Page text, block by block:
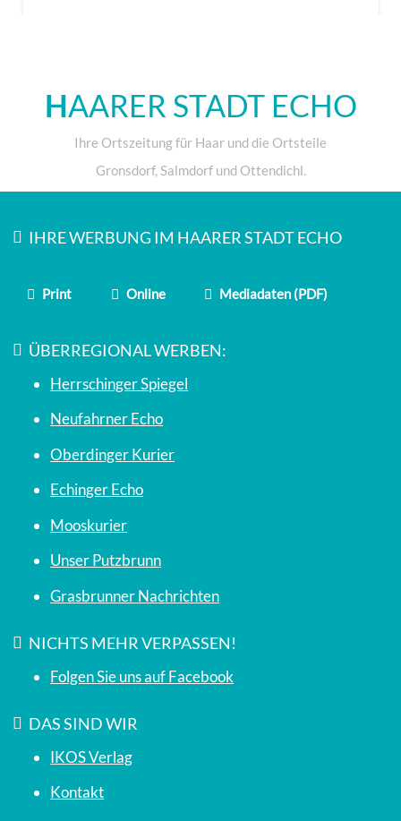
HAARER STADT ECHO
Ihre Ortszeitung für Haar und die Ortsteile
Gronsdorf, Salmdorf und Ottendichl.
IHRE WERBUNG IM HAARER STADT ECHO
Print Online Mediadaten (PDF)
ÜBERREGIONAL WERBEN:
Herrschinger Spiegel
Neufahrner Echo
Oberdinger Kurier
Echinger Echo
Mooskurier
Unser Putzbrunn
Grasbrunner Nachrichten
NICHTS MEHR VERPASSEN!
Folgen Sie uns auf Facebook
DAS SIND WIR
IKOS Verlag
Kontakt